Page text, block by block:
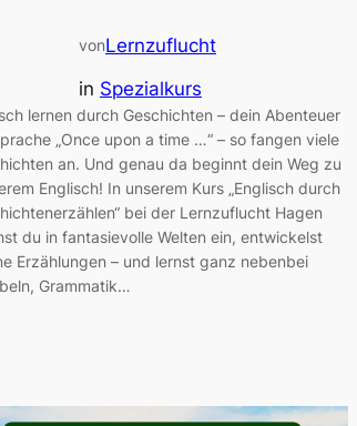
vonLernzuflucht
in Spezialkurs
lernen durch Geschichten – dein Abenteuer
„Once upon a time …“ – so fangen viele
an. Und genau da beginnt dein Weg zu
Englisch! In unserem Kurs „Englisch durch
bei der Lernzuflucht Hagen
du in fantasievolle Welten ein, entwickelst
Erzählungen – und lernst ganz nebenbei
Grammatik…